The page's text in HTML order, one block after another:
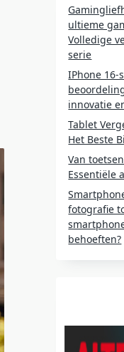
ultieme
Volledige
serie
IPhone
innovatie
Tablet
Het Beste
Van
Essentiële
fotografie
behoeften?